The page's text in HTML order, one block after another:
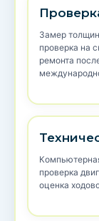
Замер
проверка на
ремонта
проверка
оценка